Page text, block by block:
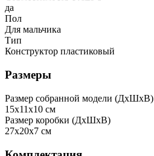
да
Пол
Для мальчика
Тип
Конструктор пластиковый
Размеры
Размер собранной модели (ДxШxВ)
15x11x10 см
Размер коробки (ДxШxВ)
27x20x7 см